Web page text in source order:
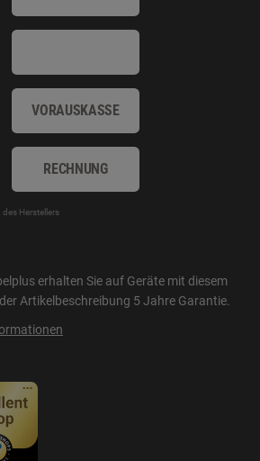
VORAUSKASSE
RECHNUNG
Herstellers
erhalten Sie auf Geräte mit diesem
Artikelbeschreibung 5 Jahre Garantie.